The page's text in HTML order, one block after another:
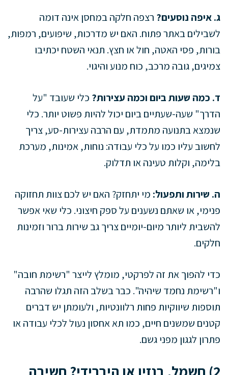
ג. איפה נוסעים? רצפה חלקה במחסן אינה דומה
לשבילים באתר פתוח. האם יש מדרכות, שיפועים, רמפות,
בורות, פסי האטה, חול או חצץ. תנאי השטח יכתיבו
צמיגים, גובה מרכב, כוח מנוע והיגוי.
ד. כמה שעות ביום וכמה עצירות? כלי שעובד "על
הדרך" שעה-שעתיים ביום יכול להיות פשוט יותר. כלי
שנמצא בתנועה מתמדת, עם הרבה עצירות-סע, צריך
לחשוב עליו כמו על כלי עבודה: נוחות, אמינות, מערכת
בלימה, וקלות טעינה או תדלוק.
ה. שירות ותפעול: מי יתחזק? האם יש לכם צוות תחזוקה
פנימי, או שאתם נשענים על ספק חיצוני. כלי שאי אפשר
להשבית ליותר מיום-יומיים צריך גב שירות ברור וזמינות
חלקים.
כדי להפוך את זה לפרקטי, מומלץ לייצר "רשימת חובה"
ו"רשימת נחמד שיהיה". כבר בשלב הזה תגלו שהרבה
תוספות שיווקיות פחות רלוונטיות, ולעומתן יש דברים
קטנים שמשנים חיים, כמו תא אחסון נעול לכלי עבודה או
פתרון לגגון מפני גשם.
2) חשמל, בנזין או היברידי? חשיבה